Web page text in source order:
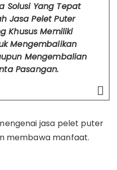
Solusi Yang Tepat
Jasa Pelet Puter
Khusus Memiliki
Mengembalikan
Mengembalian
Pasangan.
jasa pelet puter
membawa manfaat.